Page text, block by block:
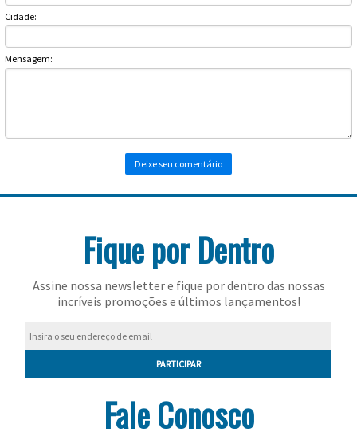
Cidade:
Mensagem:
Fique por Dentro
Assine nossa newsletter e fique por dentro das nossas
incríveis promoções e últimos lançamentos!
PARTICIPAR
Fale Conosco